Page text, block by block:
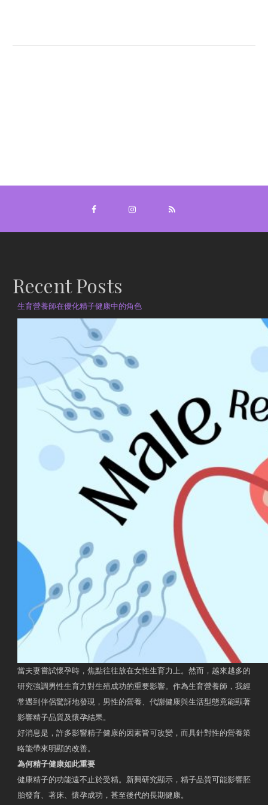
Recent Posts
生育營養師在優化精子健康中的角色
當夫妻嘗試懷孕時，焦點往往放在女性生育力上。然而，越來越多的
研究強調男性生育力對生殖成功的重要影響。作為生育營養師，我經
常遇到伴侶驚訝地發現，男性的營養、代謝健康與生活型態竟能顯著
影響精子品質及懷孕結果。
好消息是，許多影響精子健康的因素皆可改變，而具針對性的營養策
略能帶來明顯的改善。
為何精子健康如此重要
健康精子的功能遠不止於受精。新興研究顯示，精子品質可能影響胚
胎發育、著床、懷孕成功，甚至後代的長期健康。